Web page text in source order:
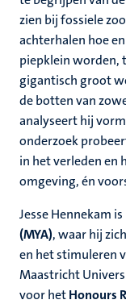
zien bij fossiele
achterhalen hoe
piepklein worden,
gigantisch groot
de botten van
analyseert hij
onderzoek
in het verleden en
omgeving, én
Jesse Hennekam
(MYA), waar hij
en het stimuleren
Maastricht
voor hetHonours